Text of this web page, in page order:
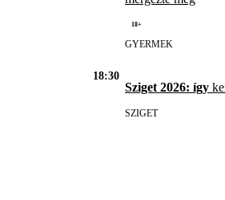
18+
GYERMEK
18:30
Sziget 2026: így
SZIGET